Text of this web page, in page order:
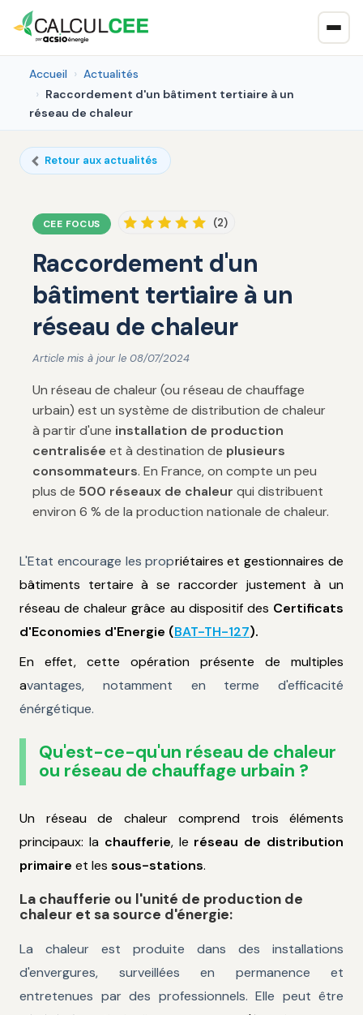
Accueil
Actualités
Raccordement d'un bâtiment tertiaire à un
réseau de chaleur
Retour aux actualités
CEE FOCUS (2)
Raccordement d'un
bâtiment tertiaire à un
réseau de chaleur
Article mis à jour le 08/07/2024
Un réseau de chaleur (ou réseau de chauffage
urbain) est un système de distribution de chaleur
à partir d'une installation de production
centralisée et à destination de plusieurs
consommateurs. En France, on compte un peu
plus de 500 réseaux de chaleur qui distribuent
environ 6 % de la production nationale de chaleur.
L'Etat encourage les propriétaires et gestionnaires de
bâtiments tertaire à se raccorder justement à un
réseau de chaleur grâce au dispositif des Certificats
d'Economies d'Energie (BAT-TH-127).
En effet, cette opération présente de multiples
avantages, notamment en terme d'efficacité
énérgétique.
Qu'est-ce-qu'un réseau de chaleur
ou réseau de chauffage urbain ?
Un réseau de chaleur comprend trois éléments
principaux: la chaufferie, le réseau de distribution
primaire et les sous-stations.
La chaufferie ou l'unité de production de
chaleur et sa source d'énergie:
La chaleur est produite dans des installations
d'envergures, surveillées en permanence et
entretenues par des professionnels. Elle peut être